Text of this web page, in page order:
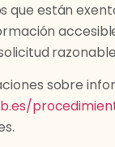
que están
sobre